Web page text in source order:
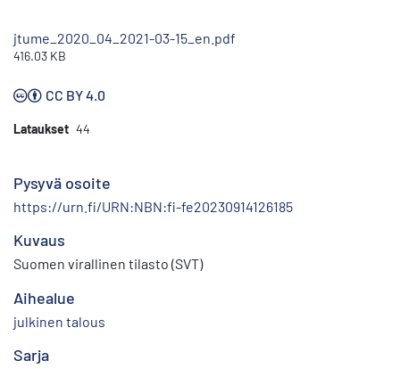
jtume_2020_04_2021-03-15_en.pdf
416.03 KB
CC BY 4.0
Lataukset 44
Pysyvä osoite
https://urn.fi/URN:NBN:fi-fe20230914126185
Kuvaus
Suomen virallinen tilasto (SVT)
Aihealue
julkinen talous
Sarja